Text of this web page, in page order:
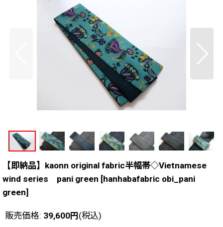
【即納品】kaonn original fabric半幅帯◇Vietnamese
wind series pani green [hanhabafabric obi_pani
green]
販売価格: 39,600円(税込)